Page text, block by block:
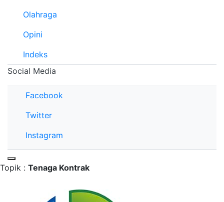
Olahraga
Opini
Indeks
Social Media
Facebook
Twitter
Instagram
Topik : Tenaga Kontrak